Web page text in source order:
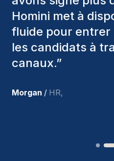
les bons
nous avons
parmi nous, et
suis très satisfait